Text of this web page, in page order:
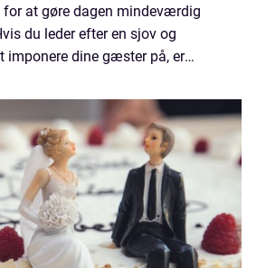
for at gøre dagen mindeværdig
du leder efter en sjov og
imponere dine gæster på, er